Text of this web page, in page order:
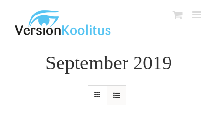
content
September 2019